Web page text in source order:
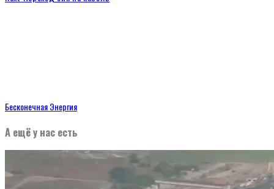
Бесконечная Энергия
А ещё у нас есть